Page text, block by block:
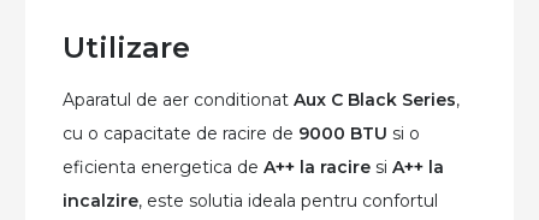
Utilizare
Aparatul de aer conditionat Aux C Black Series,
cu o capacitate de racire de 9000 BTU si o
eficienta energetica de A++ la racire si A++ la
incalzire, este solutia ideala pentru confortul